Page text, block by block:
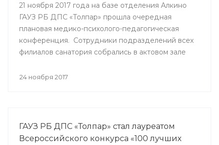
21 ноября 2017 года на базе отделения Алкино
ГАУЗ РБ ДПС «Толпар» прошла очередная
плановая медико-психолого-педагогическая
конференция. Сотрудники подразделений всех
филиалов санатория собрались в актовом зале
учреждения и подумать над оптимальными
24 ноября 2017
ГАУЗ РБ ДПС «Толпар» стал лауреатом
Всероссийского конкурса «100 лучших